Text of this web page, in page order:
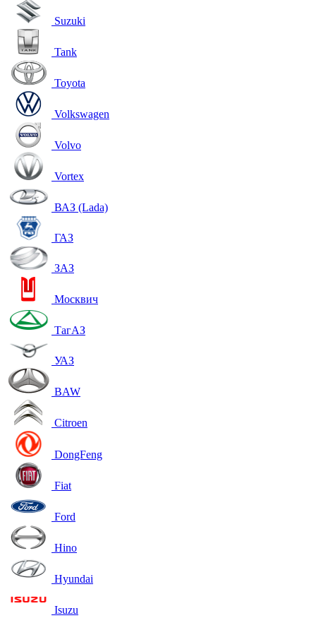
Suzuki
Tank
Toyota
Volkswagen
Volvo
Vortex
ВАЗ (Lada)
ГАЗ
ЗАЗ
Москвич
ТагАЗ
УАЗ
BAW
Citroen
DongFeng
Fiat
Ford
Hino
Hyundai
Isuzu